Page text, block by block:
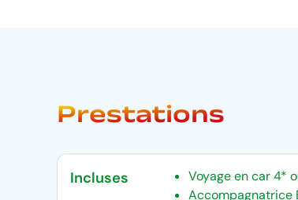
Prestations
Incluses
Voyage en car 4*
Accompagnatrice